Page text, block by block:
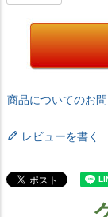
商品についてのお
レビューを書く